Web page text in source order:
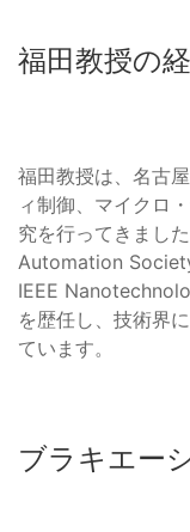
福田教授の
福田教授は、名古
ィ制御、マイクロ
究を行ってきまし
Automation
IEEE
を歴任し、技術界
ています。
ブラキエー